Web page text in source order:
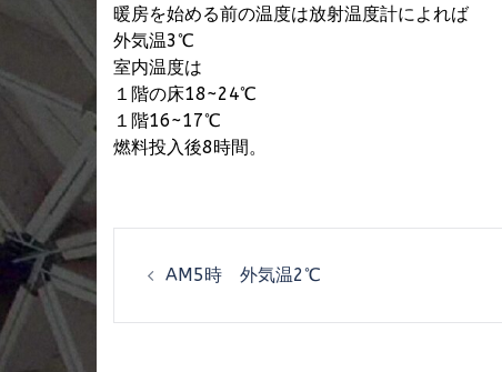
暖房を始める前の温度は放射温度計によれば
外気温3℃
室内温度は
１階の床18~24℃
１階16~17℃
燃料投入後8時間。
AM5時 外気温2℃